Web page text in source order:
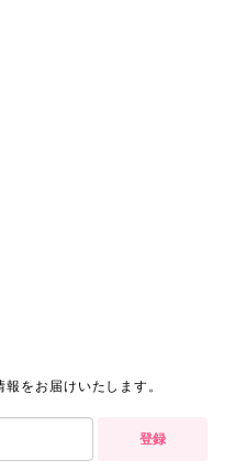
をお届けいたします。
登録